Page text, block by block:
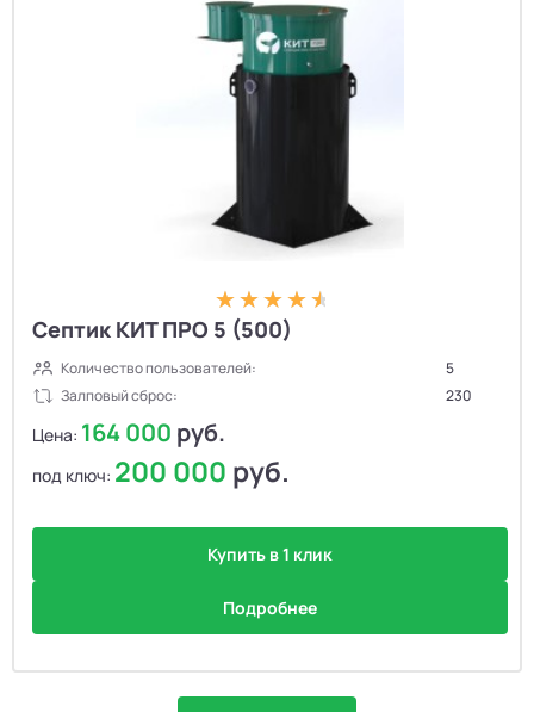
Септик КИТ ПРО 5 (500)
Количество пользователей:
5
Залповый сброс:
230
Цена: 164 000 руб.
под ключ: 200 000 руб.
Купить в 1 клик
Подробнее